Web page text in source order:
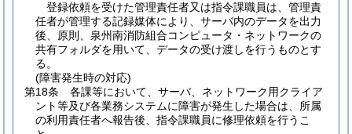
登録依頼を受けた管理責任者又は指令課職員は、管理責
任者が管理する記録媒体により、サーバ内のデータを出力
後、原則、泉州南消防組合コンピュータ・ネットワークの
共有フォルダを用いて、データの受け渡しを行うものとす
る。
(障害発生時の対応)
第18条
各課等において、サーバ、ネットワーク用クライア
ント等及び各業務システムに障害が発生した場合は、所属
の利用責任者へ報告後、指令課職員に修理依頼を行うこ